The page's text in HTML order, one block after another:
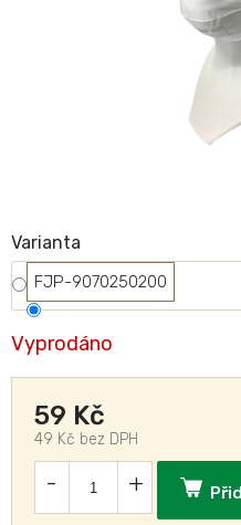
Vyprodáno
Varianta
FJP-9070250200
59 Kč
49 Kč bez DPH